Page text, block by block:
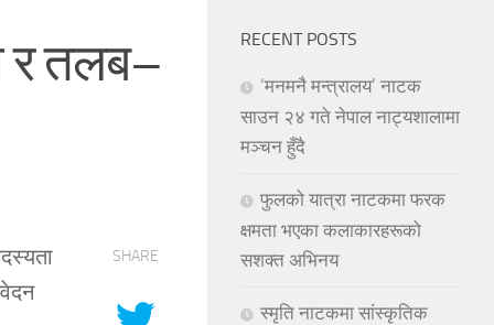
र तलब–
SHARE
RECENT POSTS
‘मनमनै मन्त्रालय’ नाटक
साउन २४ गते नेपाल नाट्यशालामा
मञ्चन हुँदै
फुलको यात्रा नाटकमा फरक
क्षमता भएका कलाकारहरूको
सशक्त अभिनय
स्मृति नाटकमा सांस्कृतिक